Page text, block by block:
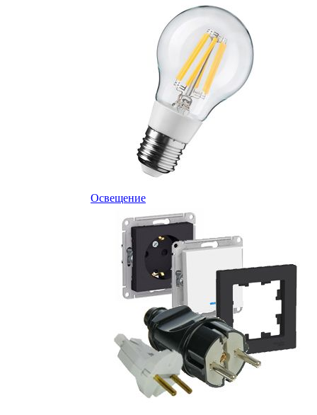
Освещение